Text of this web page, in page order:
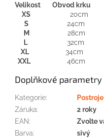
Velikost Obvod krku
XS 20cm
S
24cm
M
28cm
L
32cm
XL
34cm
XXL
46cm
Doplňkové parametry
Kategorie:
Záruka:
2 roky
EAN:
Zvolte
Barva:
sivý